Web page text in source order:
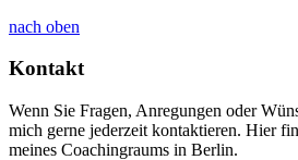
nach oben
Kontakt
Wenn Sie Fragen, Anregungen oder
mich gerne jederzeit kontaktieren. Hier
meines Coachingraums in Berlin.